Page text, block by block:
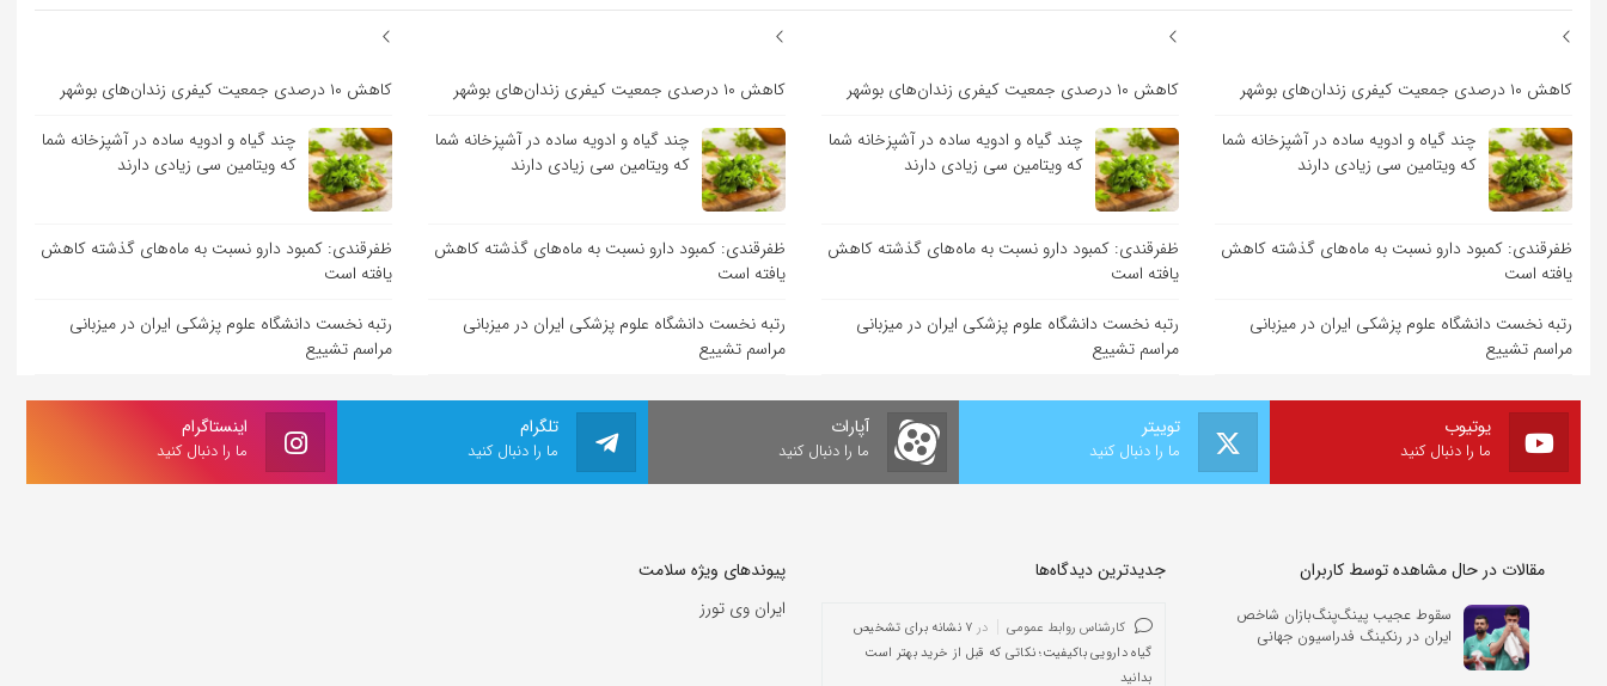
کاهش ۱۰ درصدی جمعیت کیفری زندان‌های بوشهر
چند گیاه و ادویه ساده در آشپزخانه شما
که ویتامین سی زیادی دارند
ظفرقندی: کمبود دارو نسبت به ماه‌های گذشته کاهش
یافته است
رتبه نخست دانشگاه علوم پزشکی ایران در میزبانی
مراسم تشییع
کاهش ۱۰ درصدی جمعیت کیفری زندان‌های بوشهر
چند گیاه و ادویه ساده در آشپزخانه شما
که ویتامین سی زیادی دارند
ظفرقندی: کمبود دارو نسبت به ماه‌های گذشته کاهش
یافته است
رتبه نخست دانشگاه علوم پزشکی ایران در میزبانی
مراسم تشییع
کاهش ۱۰ درصدی جمعیت کیفری زندان‌های بوشهر
چند گیاه و ادویه ساده در آشپزخانه شما
که ویتامین سی زیادی دارند
ظفرقندی: کمبود دارو نسبت به ماه‌های گذشته کاهش
یافته است
رتبه نخست دانشگاه علوم پزشکی ایران در میزبانی
مراسم تشییع
کاهش ۱۰ درصدی جمعیت کیفری زندان‌های بوشهر
چند گیاه و ادویه ساده در آشپزخانه شما
که ویتامین سی زیادی دارند
ظفرقندی: کمبود دارو نسبت به ماه‌های گذشته کاهش
یافته است
رتبه نخست دانشگاه علوم پزشکی ایران در میزبانی
مراسم تشییع
اینستاگرام
ما را دنبال کنید
تلگرام
ما را دنبال کنید
آپارات
ما را دنبال کنید
توییتر
ما را دنبال کنید
یوتیوب
ما را دنبال کنید
مقالات در حال مشاهده توسط کاربران
سقوط عجیب پینگ‌پنگ‌بازان شاخص
ایران در رنکینگ فدراسیون جهانی
جدیدترین دیدگاه‌‌ها
کارشناس روابط عمومی در
۷ نشانه برای تشخیص
گیاه دارویی باکیفیت؛ نکاتی که قبل از خرید بهتر است
بدانید
پیوندهای ویژه سلامت
ایران وی تورز